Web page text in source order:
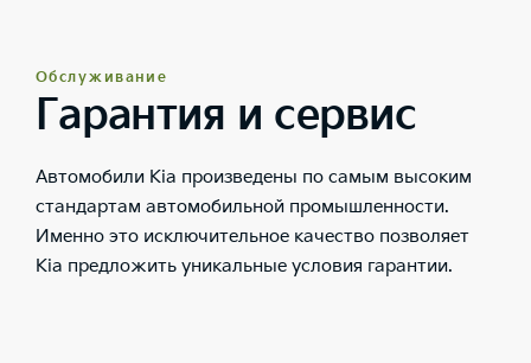
Обслуживание
Гарантия и сервис
Автомобили Kia произведены по самым высоким
стандартам автомобильной промышленности.
Именно это исключительное качество позволяет
Kia предложить уникальные условия гарантии.